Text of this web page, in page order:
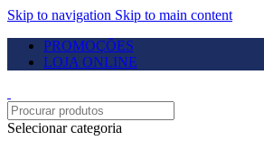
Skip to navigation Skip to main content
PROMOÇÕES
LOJA ONLINE
Selecionar categoria